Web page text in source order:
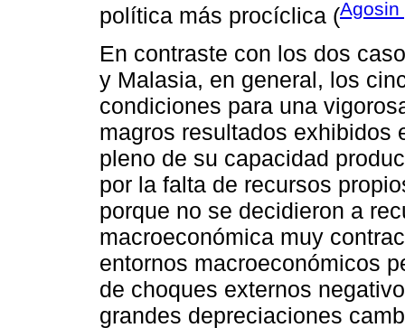
política más procíclica (Agosin
En contraste con los dos
y Malasia, en general, los
condiciones para una
magros resultados exhibidos
pleno de su capacidad
por la falta de recursos
porque no se decidieron a
macroeconómica muy
entornos macroeconómicos
de choques externos
grandes depreciaciones